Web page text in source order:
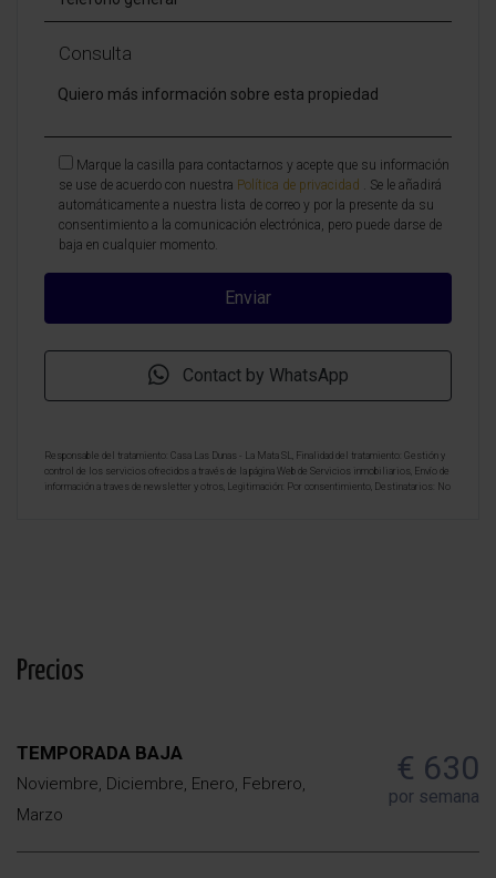
Consulta
Marque la casilla para contactarnos y acepte que su información
se use de acuerdo con nuestra Política de privacidad . Se le añadirá
automáticamente a nuestra lista de correo y por la presente da su
consentimiento a la comunicación electrónica, pero puede darse de
baja en cualquier momento.
Contact by WhatsApp
Responsable del tratamiento: Casa Las Dunas - La Mata SL, Finalidad del tratamiento: Gestión y
control de los servicios ofrecidos a través de la página Web de Servicios inmobiliarios, Envío de
información a traves de newsletter y otros, Legitimación: Por consentimiento, Destinatarios: No
Precios
TEMPORADA BAJA
Noviembre, Diciembre, Enero, Febrero,
Marzo
€ 630
por semana